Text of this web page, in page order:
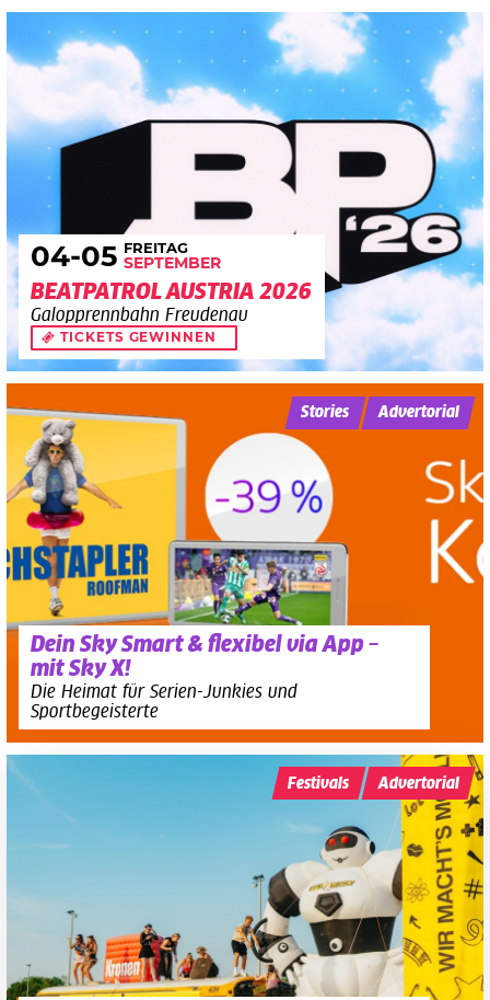
04-05 FREITAG
SEPTEMBER
BEATPATROL AUSTRIA 2026
Galopprennbahn Freudenau
TICKETS GEWINNEN
Dein Sky Smart & flexibel via App –
mit Sky X!
Die Heimat für Serien-Junkies und
Sportbegeisterte
Stories Advertorial
Festivals Advertorial